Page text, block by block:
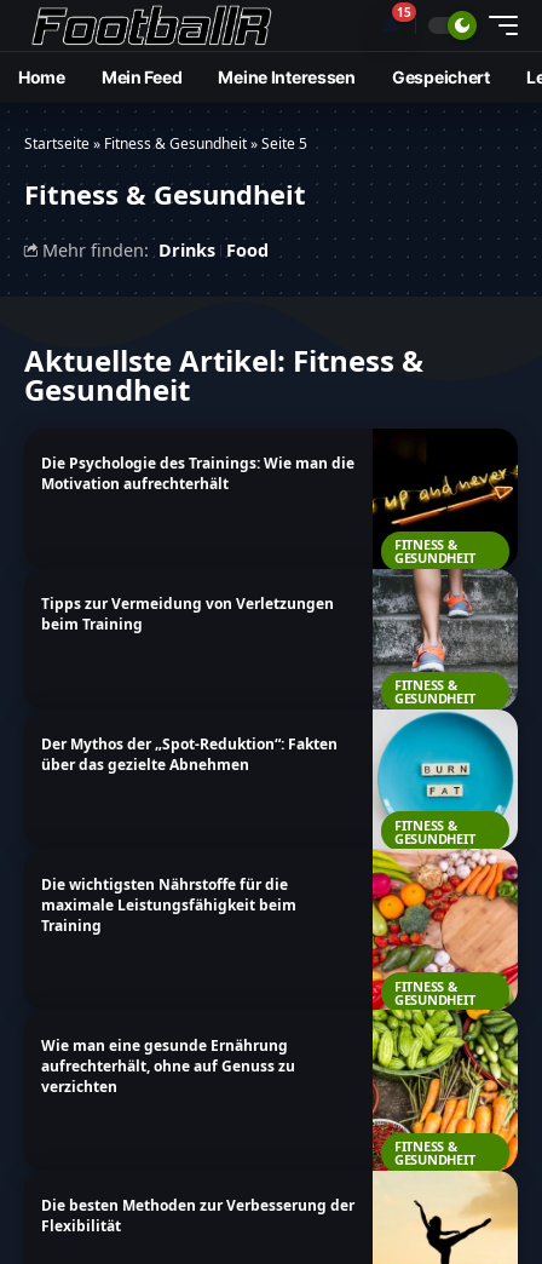
🔔15
Home Mein Feed Meine Interessen Gespeichert
Startseite» Fitness & Gesundheit»Seite 5
Fitness & Gesundheit
Mehr finden: Drinks Food
Aktuellste Artikel: Fitness &
Gesundheit
FITNESS &
GESUNDHEIT
Die Psychologie des Trainings: Wie man die
Motivation aufrechterhält
FITNESS &
GESUNDHEIT
Tipps zur Vermeidung von Verletzungen
beim Training
FITNESS &
GESUNDHEIT
Der Mythos der „Spot-Reduktion“: Fakten
über das gezielte Abnehmen
FITNESS &
GESUNDHEIT
Die wichtigsten Nährstoffe für die
maximale Leistungsfähigkeit beim
Training
FITNESS &
GESUNDHEIT
Wie man eine gesunde Ernährung
aufrechterhält, ohne auf Genuss zu
verzichten
Die besten Methoden zur Verbesserung der
Flexibilität